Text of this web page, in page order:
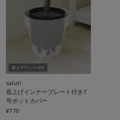
salut!
底上げインナープレート付き7
号ポットカバー
¥770